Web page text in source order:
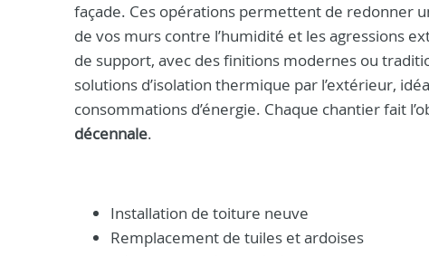
façade. Ces opérations permettent de redonner
de vos murs contre l’humidité et les agressions
de support, avec des finitions modernes ou
solutions d’isolation thermique par l’extérieur,
consommations d’énergie. Chaque chantier fait
décennale.
Installation de toiture neuve
Remplacement de tuiles et ardoises